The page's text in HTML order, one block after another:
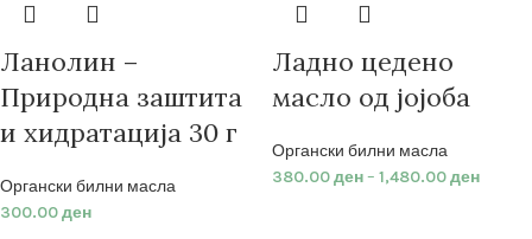
Ланолин –
Природна заштита
и хидратација 30 г
Органски билни масла
300.00ден
Ладно цедено
масло од јојоба
Органски билни масла
380.00ден– 1,480.00ден